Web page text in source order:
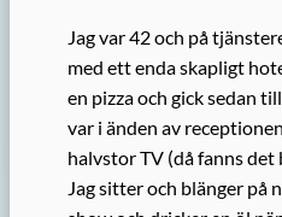
Jag var 42 och på
med ett enda skapligt
en pizza och gick sedan
var i änden av
halvstor TV (då fanns det
Jag sitter och blänger på